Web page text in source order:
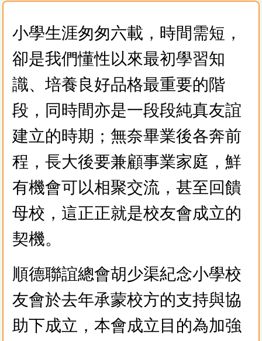
小學生涯匆匆六載，時間需短，
卻是我們懂性以來最初學習知
識、培養良好品格最重要的階
段，同時間亦是一段段純真友誼
建立的時期；無奈畢業後各奔前
程，長大後要兼顧事業家庭，鮮
有機會可以相聚交流，甚至回饋
母校，這正正就是校友會成立的
契機。
順德聯誼總會胡少渠紀念小學校
友會於去年承蒙校方的支持與協
助下成立，本會成立目的為加強